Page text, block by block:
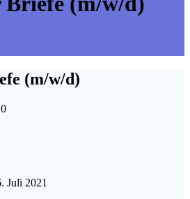
(m/w/d)
0
Juli 2021